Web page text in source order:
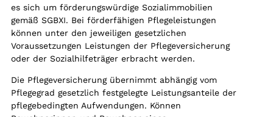
es sich um förderungswürdige Sozialimmobilien
gemäß SGBXI. Bei förderfähigen Pflegeleistungen
können unter den jeweiligen gesetzlichen
Voraussetzungen Leistungen der Pflegeversicherung
oder der Sozialhilfeträger erbracht werden.
Die Pflegeversicherung übernimmt abhängig vom
Pflegegrad gesetzlich festgelegte Leistungsanteile der
pflegebedingten Aufwendungen. Können